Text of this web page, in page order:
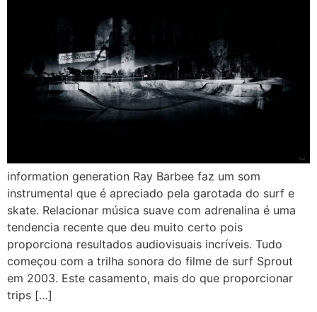
information generation Ray Barbee faz um som
instrumental que é apreciado pela garotada do surf e
skate. Relacionar música suave com adrenalina é uma
tendencia recente que deu muito certo pois
proporciona resultados audiovisuais incríveis. Tudo
começou com a trilha sonora do filme de surf Sprout
em 2003. Este casamento, mais do que proporcionar
trips […]